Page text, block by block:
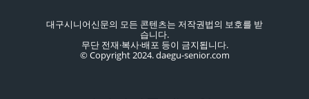
대구시니어신문의 모든 콘텐츠는 저작권법의 보호를 받
습니다.
무단 전재·복사·배포 등이 금지됩니다.
© Copyright 2024. daegu-senior.com